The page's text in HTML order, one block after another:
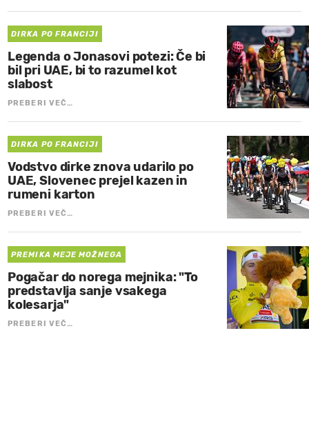
DIRKA PO FRANCIJI
Legenda o Jonasovi potezi: Če bi
bil pri UAE, bi to razumel kot
slabost
PREBERI VEČ…
DIRKA PO FRANCIJI
Vodstvo dirke znova udarilo po
UAE, Slovenec prejel kazen in
rumeni karton
PREBERI VEČ…
PREMIKA MEJE MOŽNEGA
Pogačar do norega mejnika: "To
predstavlja sanje vsakega
kolesarja"
PREBERI VEČ…